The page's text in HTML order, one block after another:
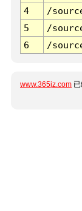
4
/
5
/
6
/
www.365jz.com